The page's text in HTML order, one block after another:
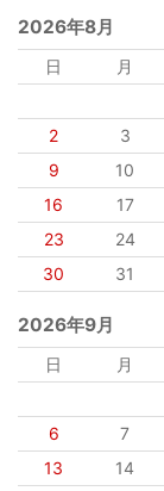
2026年8月
日 月
2
3
9
10
16
17
23
24
30
31
2026年9月
日 月
6
7
13
14